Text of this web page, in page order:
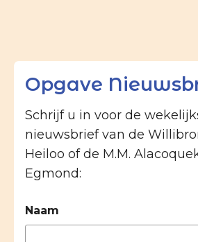
Opgave
Schrijf u in voor de
nieuwsbrief van de
Heiloo of de M.M.
Egmond:
Naam